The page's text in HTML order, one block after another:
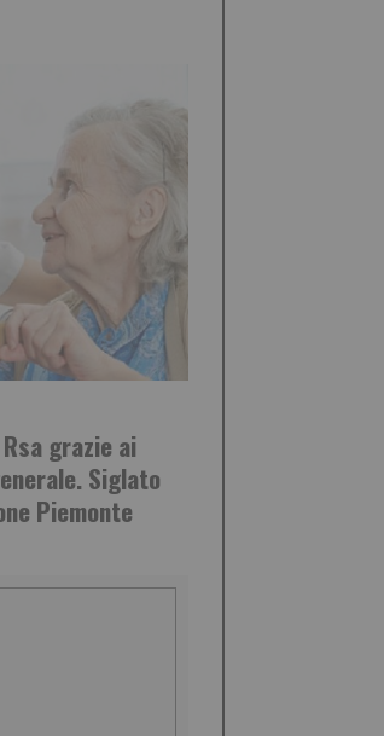
grazie ai
Siglato
Piemonte